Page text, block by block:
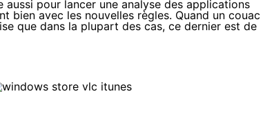
pour lancer une analyse des applications
bien avec les nouvelles règles. Quand un couac
que dans la plupart des cas, ce dernier est de